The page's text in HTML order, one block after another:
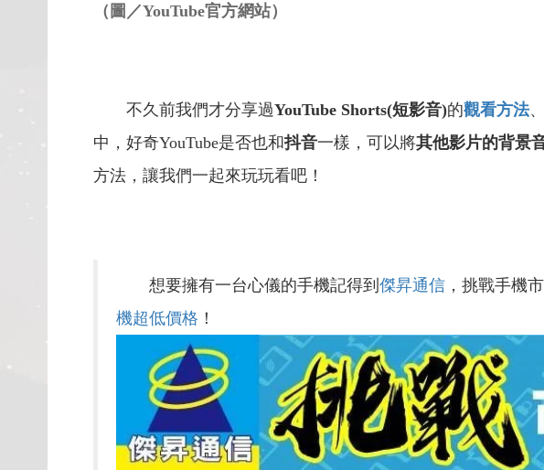
（圖／YouTube官方網站）
不久前我們才分享過YouTube Shorts(短影音)的觀看方法
中，好奇YouTube是否也和抖音一樣，可以將其他影片的背景
方法，讓我們一起來玩玩看吧！
想要擁有一台心儀的手機記得到 傑昇通信 ，挑戰手機
機超低價格 ！